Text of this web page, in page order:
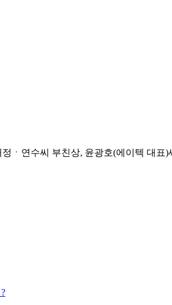
연수씨 부친상, 윤광호(에이텍 대표)